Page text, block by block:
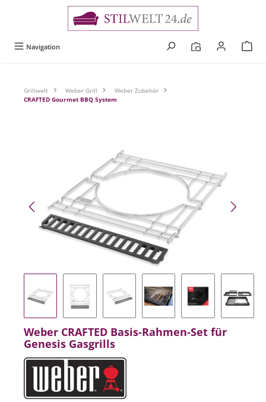
Navigation
Grillwelt Weber Grill
Weber Zubehör
CRAFTED Gourmet BBQ System
Weber CRAFTED Basis-Rahmen-Set für
Genesis Gasgrills